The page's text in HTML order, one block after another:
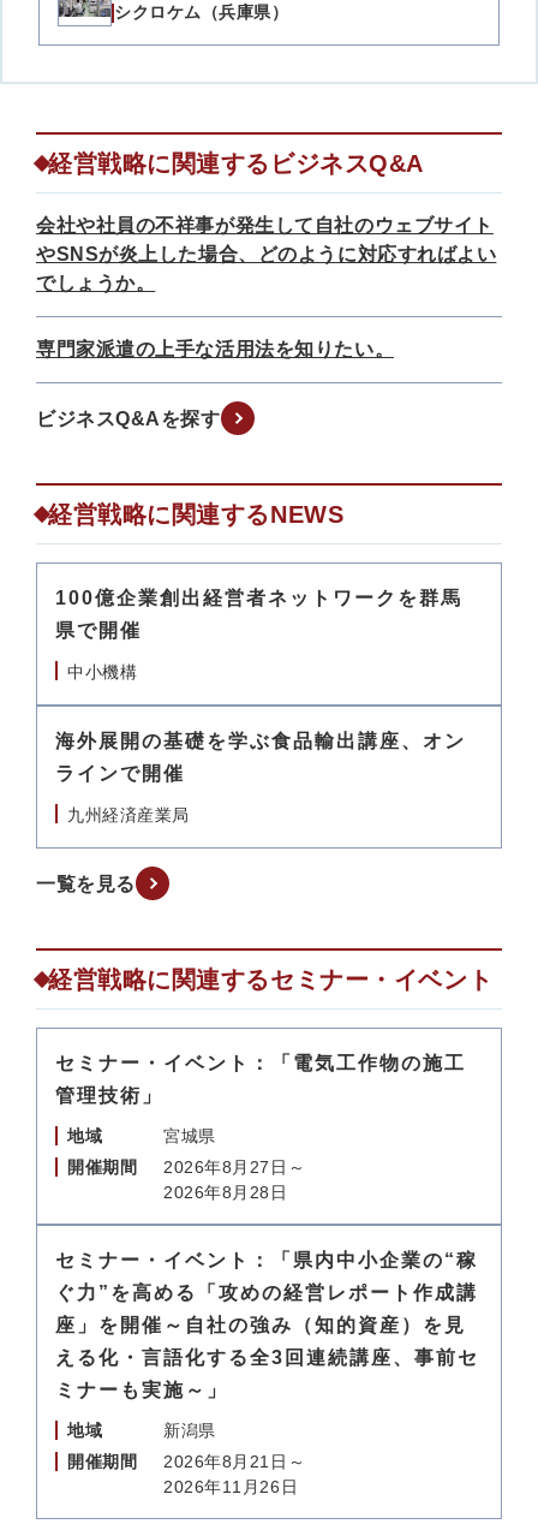
シクロケム（兵庫県）
経営戦略に関連するビジネスQ&A
会社や社員の不祥事が発生して自社のウェブサイト
やSNSが炎上した場合、どのように対応すればよい
でしょうか。
専門家派遣の上手な活用法を知りたい。
ビジネスQ&Aを探す
経営戦略に関連するNEWS
100億企業創出経営者ネットワークを群馬
県で開催
中小機構
海外展開の基礎を学ぶ食品輸出講座、オン
ラインで開催
九州経済産業局
一覧を見る
経営戦略に関連するセミナー・イベント
セミナー・イベント：「電気工作物の施工
管理技術」
地域
宮城県
開催期間
2026年8月27日～
2026年8月28日
セミナー・イベント：「県内中小企業の“稼
ぐ力”を高める「攻めの経営レポート作成講
座」を開催～自社の強み（知的資産）を見
える化・言語化する全3回連続講座、事前セ
ミナーも実施～」
地域
新潟県
開催期間
2026年8月21日～
2026年11月26日